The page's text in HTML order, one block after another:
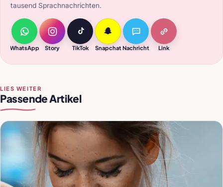
tausend Sprachnachrichten.
WhatsApp Story TikTok SnapchatNachricht Link
LIES WEITER
Passende Artikel